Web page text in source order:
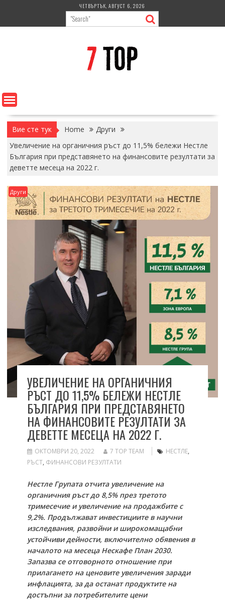
content
ЧЕТВЪРТЪК, АВГУСТ 6, 2026
Вие сте тук Home
Други
Увеличение на органичния ръст до 11,5% бележи Нестле
България при представянето на финансовите резултати за
деветте месеца на 2022 г.
Други
УВЕЛИЧЕНИЕ НА ОРГАНИЧНИЯ
РЪСТ ДО 11,5% БЕЛЕЖИ НЕСТЛЕ
БЪЛГАРИЯ ПРИ ПРЕДСТАВЯНЕТО
НА ФИНАНСОВИТЕ РЕЗУЛТАТИ ЗА
ДЕВЕТТЕ МЕСЕЦА НА 2022 Г.
ОКТОМВРИ 20, 2022 7 TOP TEAM НЕСТЛЕ,
РЪСТ, ФИНАНСОВИ РЕЗУЛТАТИ
Нестле Групата отчита увеличение на
органичния ръст до 8,5% през третото
тримесечие и увеличение на продажбите с
9,2%. Продължават инвестициите в научни
изследвания, развойни и широкомащабни
устойчиви дейности, включително обявения в
началото на месеца Нескафе План 2030.
Запазва се отговорното отношение при
прилагането на ценовите увеличения заради
инфлацията, за да останат продуктите на
достъпни за потребителите цени